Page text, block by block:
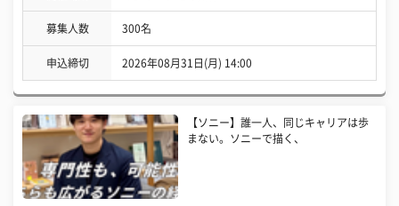
募集人数 300名
申込締切 2026年08月31日(月) 14:00
【ソニー】誰一人、同じキャリアは歩
まない。ソニーで描く、